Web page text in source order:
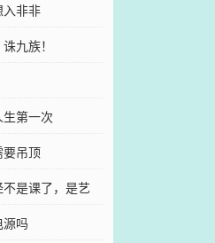
非非
九族！
第一次
吊顶
是课了，是艺
吗